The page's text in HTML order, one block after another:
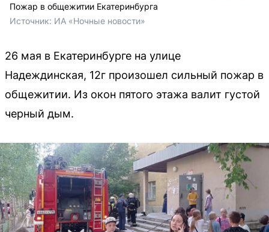
Пожар в общежитии Екатеринбурга
Источник: ИА «Ночные новости»
26 мая в Екатеринбурге на улице
Надеждинская, 12г произошел сильный пожар в
общежитии. Из окон пятого этажа валит густой
черный дым.